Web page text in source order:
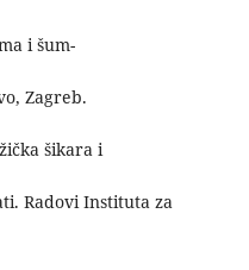
i šum-
Zagreb.
šikara i
Radovi Instituta za